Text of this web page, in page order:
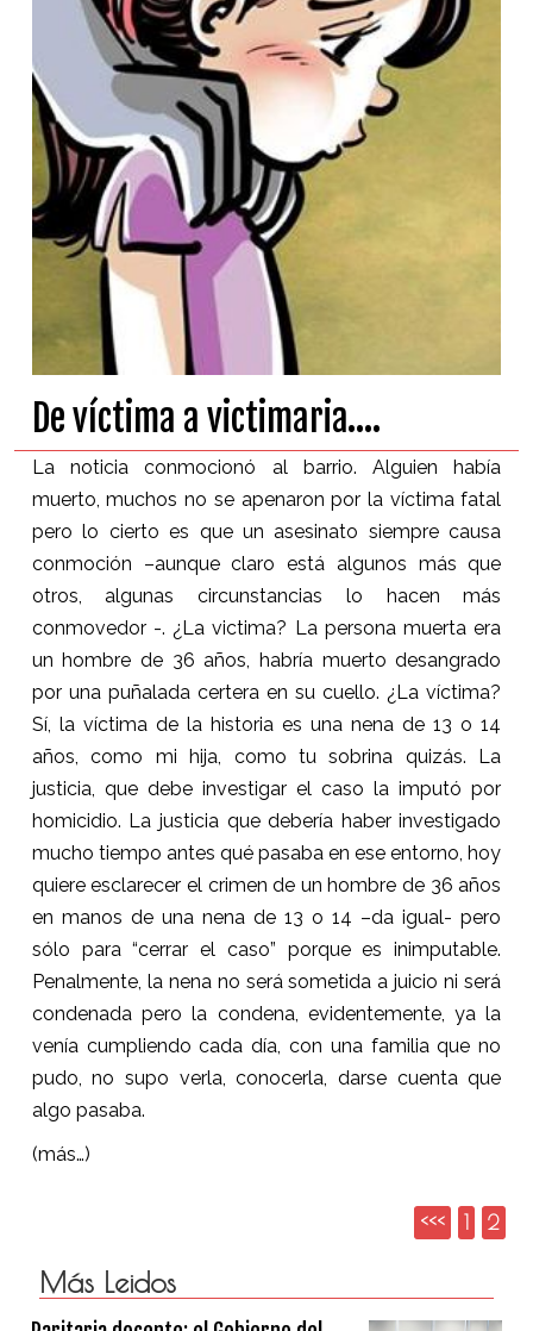
De víctima a victimaria….
La noticia conmocionó al barrio. Alguien había
muerto, muchos no se apenaron por la víctima fatal
pero lo cierto es que un asesinato siempre causa
conmoción –aunque claro está algunos más que
otros, algunas circunstancias lo hacen más
conmovedor -. ¿La victima? La persona muerta era
un hombre de 36 años, habría muerto desangrado
por una puñalada certera en su cuello. ¿La víctima?
Sí, la víctima de la historia es una nena de 13 o 14
años, como mi hija, como tu sobrina quizás. La
justicia, que debe investigar el caso la imputó por
homicidio. La justicia que debería haber investigado
mucho tiempo antes qué pasaba en ese entorno, hoy
quiere esclarecer el crimen de un hombre de 36 años
en manos de una nena de 13 o 14 –da igual- pero
sólo para “cerrar el caso” porque es inimputable.
Penalmente, la nena no será sometida a juicio ni será
condenada pero la condena, evidentemente, ya la
venía cumpliendo cada día, con una familia que no
pudo, no supo verla, conocerla, darse cuenta que
algo pasaba.
(más…)
<<< 1 2
Más Leidos